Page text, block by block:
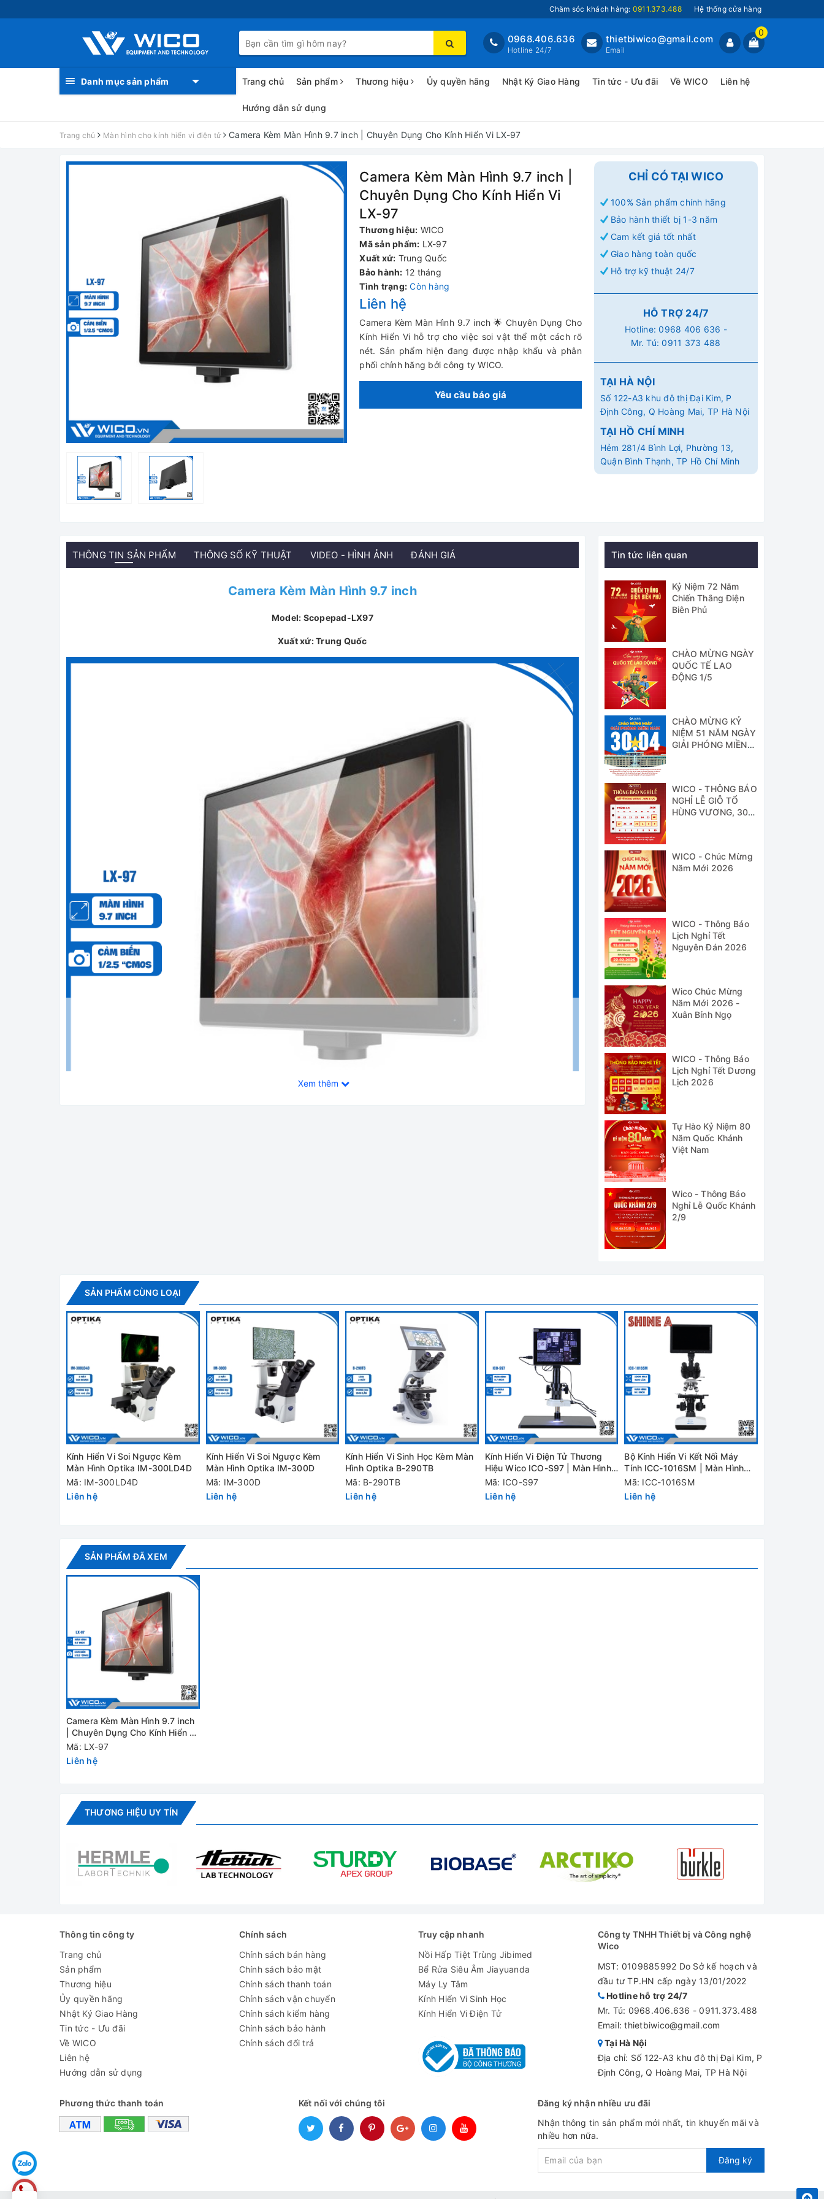
Chăm sóc khách hàng: 0911.373.488 Hệ thống cửa hàng
0
thietbiwico@gmail.com
Email
0968.406.636
Hotline 24/7
Danh mục sản phẩm Trang chủ Sản phẩm Thương hiệu Ủy quyền hãng Nhật Ký Giao Hàng Tin tức - Ưu đãi Về WICO Liên hệ
Hướng dẫn sử dụng
Trang chủ Màn hình cho kính hiển vi điện tử Camera Kèm Màn Hình 9.7 inch | Chuyên Dụng Cho Kính Hiển Vi LX-97
Camera Kèm Màn Hình 9.7 inch |
Chuyên Dụng Cho Kính Hiển Vi
LX-97
Thương hiệu: WICO
Mã sản phẩm: LX-97
Xuất xứ: Trung Quốc
Bảo hành: 12 tháng
Tình trạng: Còn hàng
Liên hệ
Camera Kèm Màn Hình 9.7 inch 🌟 Chuyên Dụng Cho
Kính Hiển Vi hỗ trợ cho việc soi vật thể một cách rõ
nét. Sản phẩm hiện đang được nhập khẩu và phân
phối chính hãng bởi công ty WICO.
Yêu cầu báo giá
CHỈ CÓ TẠI WICO
100% Sản phẩm chính hãng
Bảo hành thiết bị 1-3 năm
Cam kết giá tốt nhất
Giao hàng toàn quốc
Hỗ trợ kỹ thuật 24/7
HỖ TRỢ 24/7
Hotline:0968 406 636 -
Mr. Tú:0911 373 488
TẠI HÀ NỘI
Số 122-A3 khu đô thị Đại Kim, P
Định Công, Q Hoàng Mai, TP Hà Nội
TẠI HỒ CHÍ MINH
Hẻm 281/4 Bình Lợi, Phường 13,
Quận Bình Thạnh, TP Hồ Chí Minh
THÔNG TIN SẢN PHẨM THÔNG SỐ KỸ THUẬT VIDEO - HÌNH ẢNH ĐÁNH GIÁ
Camera Kèm Màn Hình 9.7 inch
Model: Scopepad-LX97
Xuất xứ: Trung Quốc
- Tích hợp chụp ảnh & quay video vào thẻ nhớ;
- Bảng điều khiển máy ảnh tích hợp, bao gồm độ phơi sáng (thủ công / tự động) / độ lợi, cân bằng trắng (có thể khóa),
điều chỉnh màu sắc, độ sắc nét và điều khiển dễ dàng;
- Tích hợp thanh công cụ bao gồm các chức năng đo lường, chéo, trình duyệt;
- Tích hợp trình duyệt hình ảnh & video, hiển thị & phát;
- Công cụ màu Ultra-Fine với khả năng tái tạo màu hoàn hảo (USB);
- Hỗ trợ chuột WIFI
Thông số kỹ thuật:
Màn hình cảm ứng: LCD 9,7 ”
Độ phân giải màn hình: 2048x1536 pixel
Định dạng ảnh: JPEG
Điện áp đầu vào: 12 V DC (không hoạt động bằng pin)
Hệ điều hành: Android 5.1
Giao diện: WLAN, USB 2.0, Micro SD, Micro HDM
Ngôn ngữ: tiếng anh
Kích thước bao bì: 275x230x85 mm
Trọng lượng: 1,05 kg
Thông số kỹ thuật
Model LX-97
Xem thêm
Tin tức liên quan
Kỷ Niệm 72 Năm
Chiến Thắng Điện
Biên Phủ
CHÀO MỪNG NGÀY
QUỐC TẾ LAO
ĐỘNG 1/5
CHÀO MỪNG KỶ
NIỆM 51 NĂM NGÀY
GIẢI PHÓNG MIỀN
WICO - THÔNG BÁO
NGHỈ LỄ GIỖ TỔ
HÙNG VƯƠNG, 30/4
WICO - Chúc Mừng
Năm Mới 2026
WICO - Thông Báo
Lịch Nghỉ Tết
Nguyên Đán 2026
Wico Chúc Mừng
Năm Mới 2026 -
Xuân Bính Ngọ
WICO - Thông Báo
Lịch Nghỉ Tết Dương
Lịch 2026
Tự Hào Kỷ Niệm 80
Năm Quốc Khánh
Việt Nam
Wico - Thông Báo
Nghỉ Lễ Quốc Khánh
2/9
SẢN PHẨM CÙNG LOẠI
Kính Hiển Vi Soi Ngược Kèm
Màn Hình Optika IM-300LD4D
Mã: IM-300LD4D
Liên hệ
Kính Hiển Vi Soi Ngược Kèm
Màn Hình Optika IM-300D
Mã: IM-300D
Liên hệ
Kính Hiển Vi Sinh Học Kèm Màn
Hình Optika B-290TB
Mã: B-290TB
Liên hệ
Kính Hiển Vi Điện Tử Thương
Hiệu Wico ICO-S97 | Màn Hình
9.7 Inch
Mã: ICO-S97
Liên hệ
Bộ Kính Hiển Vi Kết Nối Máy
Tính ICC-1016SM | Màn Hình
10.1 Inch
Mã: ICC-1016SM
Liên hệ
SẢN PHẨM ĐÃ XEM
Camera Kèm Màn Hình 9.7 inch
| Chuyên Dụng Cho Kính Hiển Vi
LX-97
Mã: LX-97
Liên hệ
THƯƠNG HIỆU UY TÍN
Thông tin công ty
Trang chủ
Sản phẩm
Thương hiệu
Ủy quyền hãng
Nhật Ký Giao Hàng
Tin tức - Ưu đãi
Về WICO
Liên hệ
Hướng dẫn sử dụng
Chính sách
Chính sách bán hàng
Chính sách bảo mật
Chính sách thanh toán
Chính sách vận chuyển
Chính sách kiểm hàng
Chính sách bảo hành
Chính sách đổi trả
Truy cập nhanh
Nồi Hấp Tiệt Trùng Jibimed
Bể Rửa Siêu Âm Jiayuanda
Máy Ly Tâm
Kính Hiển Vi Sinh Học
Kính Hiển Vi Điện Tử
Công ty TNHH Thiết bị và Công nghệ
Wico
MST: 0109885992 Do Sở kế hoạch và
đầu tư TP.HN cấp ngày 13/01/2022
Hotline hỗ trợ 24/7
Mr. Tú: 0968.406.636 -0911.373.488
Email: thietbiwico@gmail.com
Tại Hà Nội
Địa chỉ: Số 122-A3 khu đô thị Đại Kim, P
Định Công, Q Hoàng Mai, TP Hà Nội
Phương thức thanh toán Kết nối với chúng tôi
Đăng ký nhận nhiều ưu đãi
Nhận thông tin sản phẩm mới nhất, tin khuyến mãi và
nhiều hơn nữa.
Đăng ký